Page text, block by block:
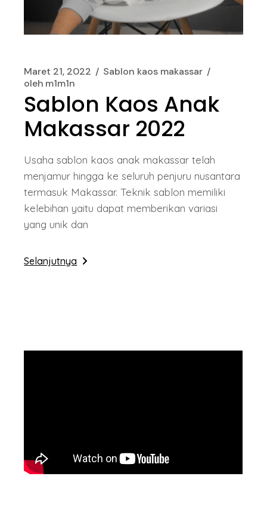
Maret 21, 2022
Sablon kaos makassar
oleh m1m1n
Sablon Kaos Anak
Makassar 2022
Usaha sablon kaos anak makassar telah
menjamur hingga ke seluruh penjuru nusantara
termasuk Makassar. Teknik sablon memiliki
kelebihan yaitu dapat memberikan variasi
yang unik dan
Selanjutnya